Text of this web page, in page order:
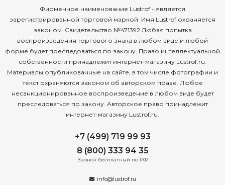
Фирменное наименование Lustrof - является
зарегистрированной торговой маркой. Имя Lustrof охраняется
законом. Свидетельство №471392 Любая попытка
воспроизведения торгового знака в любом виде и любой
форме будет преследоваться по закону. Право интеллектуальной
собственности принадлежит интернет-магазину Lustrof.ru.
Материалы опубликованные на сайте, в том числе фотографии и
текст охраняются законом об авторском праве. Любое
несанкционированное воспроизведение в любом виде будет
преследоваться по закону. Авторское право принадлежит
интернет-магазину Lustrof.ru.
+7 (499) 719 99 93
8 (800) 333 94 35
Звонок бесплатный по РФ
info@lustrof.ru